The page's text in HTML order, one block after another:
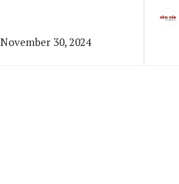
November 30, 2024